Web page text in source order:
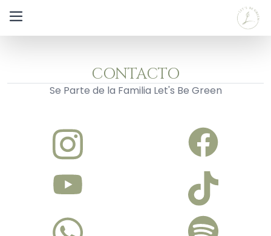
CONTACTO
Se Parte de la Familia Let's Be Green